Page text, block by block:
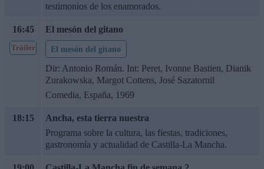
testimonios de los enamorados.
16:45
Tráiler
El mesón del gitano
El mesón del gitano
Dir: Antonio Román. Int: Peret, Ivonne Bastien, Dianik
Zurakowska, Margot Cottens, José Sazatornil
Comedia, España, 1969
18:15
Ancha, esta tierra nuestra
Programa sobre la cultura, las fiestas, tradiciones,
gastronomía y actualidad de Castilla-La Mancha.